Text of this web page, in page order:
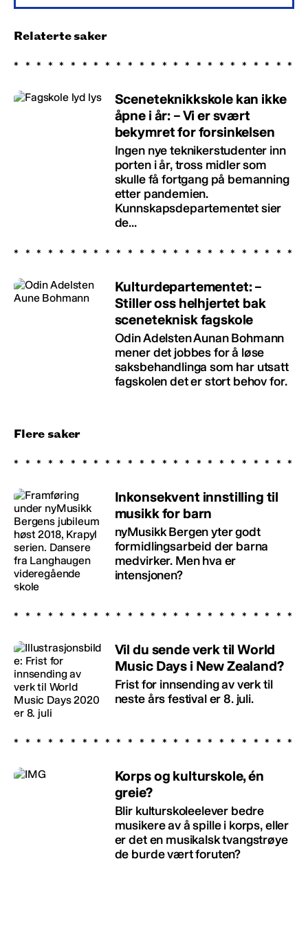
Relaterte saker
Sceneteknikkskole kan ikke
åpne i år: – Vi er svært
bekymret for forsinkelsen
Ingen nye teknikerstudenter inn
porten i år, tross midler som
skulle få fortgang på bemanning
etter pandemien.
Kunnskapsdepartementet sier
de...
Kulturdepartementet: –
Stiller oss helhjertet bak
sceneteknisk fagskole
Odin Adelsten Aunan Bohmann
mener det jobbes for å løse
saksbehandlinga som har utsatt
fagskolen det er stort behov for.
Flere saker
Inkonsekvent innstilling til
musikk for barn
nyMusikk Bergen yter godt
formidlingsarbeid der barna
medvirker. Men hva er
intensjonen?
Vil du sende verk til World
Music Days i New Zealand?
Frist for innsending av verk til
neste års festival er 8. juli.
Korps og kulturskole, én
greie?
Blir kulturskoleelever bedre
musikere av å spille i korps, eller
er det en musikalsk tvangstrøye
de burde vært foruten?